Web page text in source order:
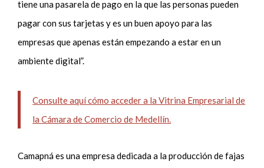
tiene una pasarela de pago en la que las personas pueden
pagar con sus tarjetas y es un buen apoyo para las
empresas que apenas están empezando a estar en un
ambiente digital”.
Consulte aquí cómo acceder a la Vitrina Empresarial de
la Cámara de Comercio de Medellín.
Camapná es una empresa dedicada a la producción de fajas